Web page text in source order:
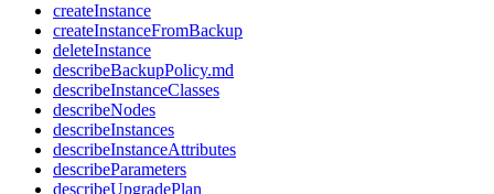
createInstance
createInstanceFromBackup
deleteInstance
describeBackupPolicy.md
describeInstanceClasses
describeNodes
describeInstances
describeInstanceAttributes
describeParameters
describeUpgradePlan